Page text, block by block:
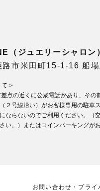
ジュエリーシャロン
市米田町15-1-16 船
＞
点の近くに公衆電話があり、その
２号線沿い）がお客様専用の駐車ス
ならないのでご利用ください。（
い。）またはコインパーキングが
お問い合わせ・プライ